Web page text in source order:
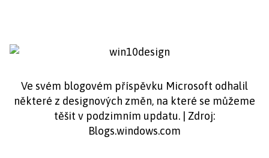
Ve svém blogovém příspěvku Microsoft odhalil
některé z designových změn, na které se můžeme
těšit v podzimním updatu. | Zdroj:
Blogs.windows.com